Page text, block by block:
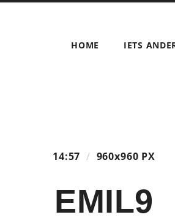
HOME IETS
14:57 / 960x960 PX
EMIL9